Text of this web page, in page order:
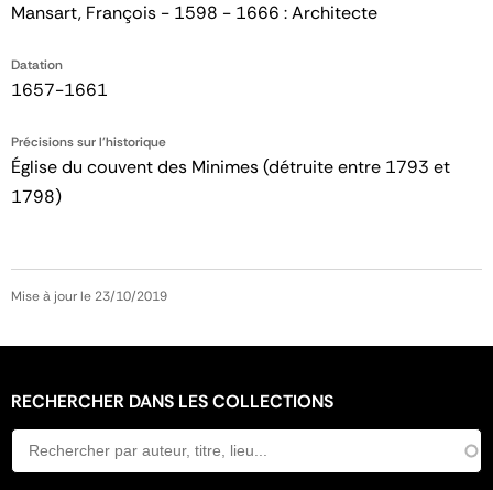
Mansart, François - 1598 - 1666 : Architecte
Datation
1657-1661
Précisions sur l'historique
Église du couvent des Minimes (détruite entre 1793 et
1798)
Mise à jour le 23/10/2019
RECHERCHER DANS LES COLLECTIONS